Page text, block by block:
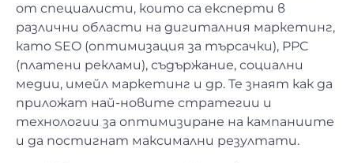
от специалисти, които са експерти в
различни области на дигиталния маркетинг,
като SEO (оптимизация за търсачки), PPC
(платени реклами), съдържание, социални
медии, имейл маркетинг и др. Те знаят как да
приложат най-новите стратегии и
технологии за оптимизиране на кампаниите
и да постигнат максимални резултати.